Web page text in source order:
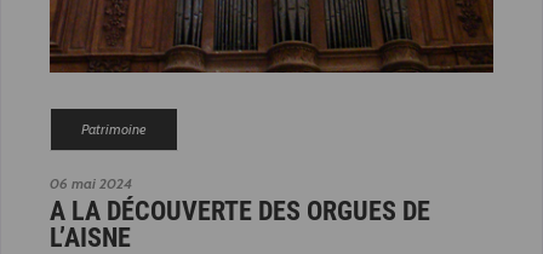
06 mai 2024
Patrimoine
A LA DÉCOUVERTE DES ORGUES DE
L’AISNE